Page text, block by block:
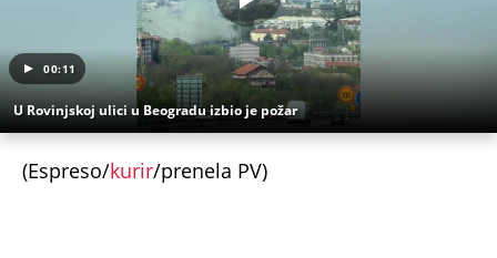
00:11
U Rovinjskoj ulici u Beogradu izbio je požar
(Espreso/kurir/prenela PV)